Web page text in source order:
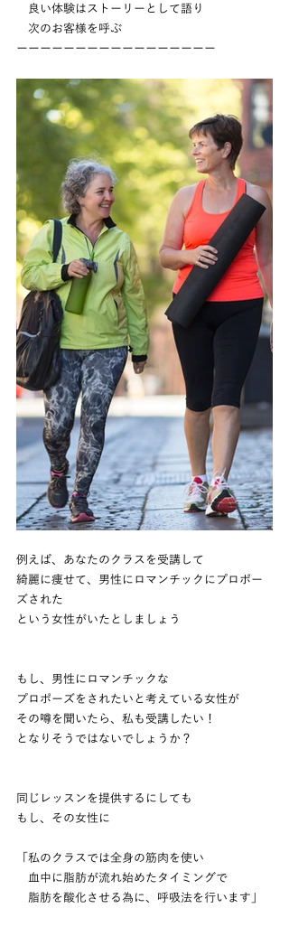
良い体験はストーリーとして語り
次のお客様を呼ぶ
ーーーーーーーーーーーーーーーーー
例えば、あなたのクラスを受講して
綺麗に痩せて、男性にロマンチックにプロポー
ズされた
という女性がいたとしましょう
もし、男性にロマンチックな
プロポーズをされたいと考えている女性が
その噂を聞いたら、私も受講したい！
となりそうではないでしょうか？
同じレッスンを提供するにしても
もし、その女性に
「私のクラスでは全身の筋肉を使い
血中に脂肪が流れ始めたタイミングで
脂肪を酸化させる為に、呼吸法を行います」